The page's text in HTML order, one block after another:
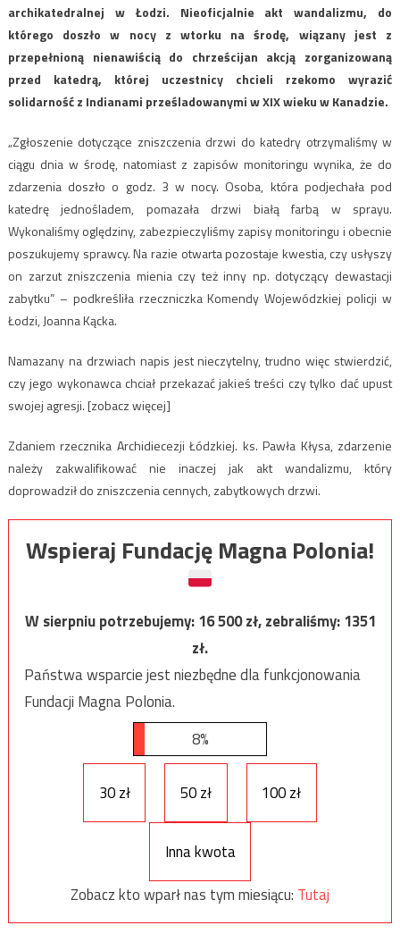
archikatedralnej w Łodzi. Nieoficjalnie akt wandalizmu, do
którego doszło w nocy z wtorku na środę, wiązany jest z
przepełnioną nienawiścią do chrześcijan akcją zorganizowaną
przed katedrą, której uczestnicy chcieli rzekomo wyrazić
solidarność z Indianami prześladowanymi w XIX wieku w Kanadzie.
„Zgłoszenie dotyczące zniszczenia drzwi do katedry otrzymaliśmy w
ciągu dnia w środę, natomiast z zapisów monitoringu wynika, że do
zdarzenia doszło o godz. 3 w nocy. Osoba, która podjechała pod
katedrę jednośladem, pomazała drzwi białą farbą w sprayu.
Wykonaliśmy oględziny, zabezpieczyliśmy zapisy monitoringu i obecnie
poszukujemy sprawcy. Na razie otwarta pozostaje kwestia, czy usłyszy
on zarzut zniszczenia mienia czy też inny np. dotyczący dewastacji
zabytku” – podkreśliła rzeczniczka Komendy Wojewódzkiej policji w
Łodzi, Joanna Kącka.
Namazany na drzwiach napis jest nieczytelny, trudno więc stwierdzić,
czy jego wykonawca chciał przekazać jakieś treści czy tylko dać upust
swojej agresji. [zobacz więcej]
Zdaniem rzecznika Archidiecezji Łódzkiej. ks. Pawła Kłysa, zdarzenie
należy zakwalifikować nie inaczej jak akt wandalizmu, który
doprowadził do zniszczenia cennych, zabytkowych drzwi.
Wspieraj Fundację Magna Polonia!
W sierpniu potrzebujemy:16 500zł, zebraliśmy:1351
zł.
Państwa wsparcie jest niezbędne dla funkcjonowania
Fundacji Magna Polonia.
8%
30 zł 50 zł 100 zł
Inna kwota
Zobacz kto wparł nas tym miesiącu: Tutaj